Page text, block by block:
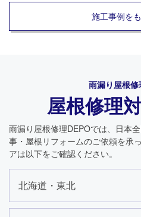
施工事例を
雨漏り屋根修
屋根修理
雨漏り屋根修理DEPOでは、日本
事・屋根リフォームのご依頼を承
アは以下をご確認ください。
北海道・東北